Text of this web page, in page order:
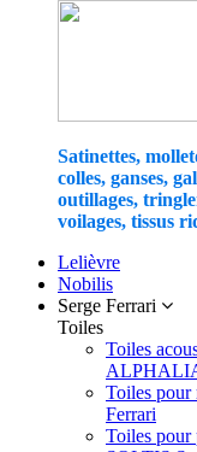
Satinettes,
colles, ganses,
outillages,
voilages, tissus
Lelièvre
Nobilis
Serge Ferrari
Toiles
Toiles
Toiles
Ferrari
Toiles pour